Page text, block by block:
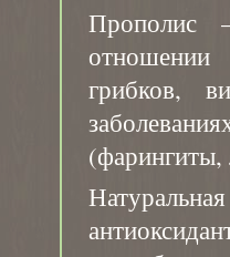
Прополис
отношении
грибков,
(фарингиты,